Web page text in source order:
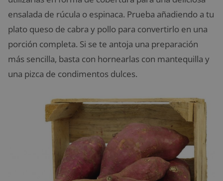
ensalada de rúcula o espinaca. Prueba añadiendo a tu
plato queso de cabra y pollo para convertirlo en una
porción completa. Si se te antoja una preparación
más sencilla, basta con hornearlas con mantequilla y
una pizca de condimentos dulces.